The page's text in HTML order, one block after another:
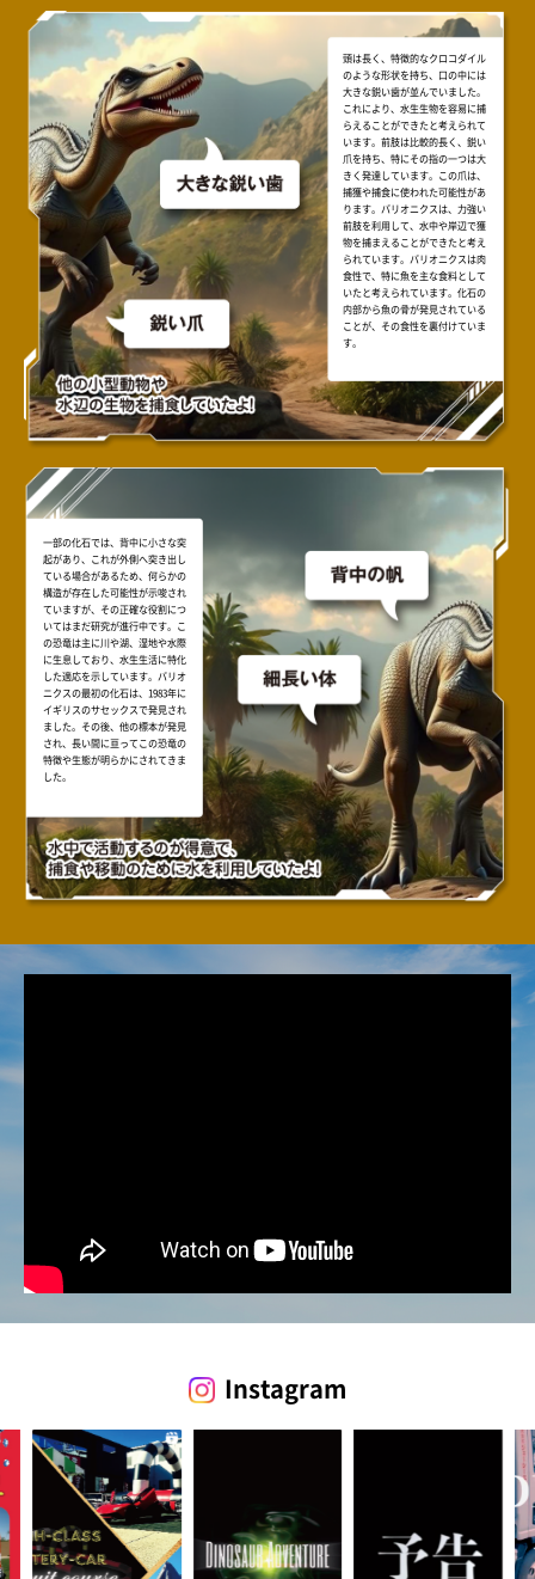
頭は長く、特徴的なクロコダイル
のような形状を持ち、口の中には
大きな鋭い歯が並んでいました。
これにより、水生生物を容易に捕
らえることができたと考えられて
います。前肢は比較的長く、鋭い
爪を持ち、特にその指の一つは大
きく発達しています。この爪は、
捕獲や捕食に使われた可能性があ
ります。バリオニクスは、力強い
前肢を利用して、水中や岸辺で獲
物を捕まえることができたと考え
られています。バリオニクスは肉
食性で、特に魚を主な食料として
いたと考えられています。化石の
内部から魚の骨が発見されている
ことが、その食性を裏付けていま
す。
一部の化石では、背中に小さな突
起があり、これが外側へ突き出し
ている場合があるため、何らかの
構造が存在した可能性が示唆され
ていますが、その正確な役割につ
いてはまだ研究が進行中です。こ
の恐竜は主に川や湖、湿地や水際
に生息しており、水生生活に特化
した適応を示しています。バリオ
ニクスの最初の化石は、1983年に
イギリスのサセックスで発見され
ました。その後、他の標本が発見
され、長い間に亘ってこの恐竜の
特徴や生態が明らかにされてきま
した。
Instagram